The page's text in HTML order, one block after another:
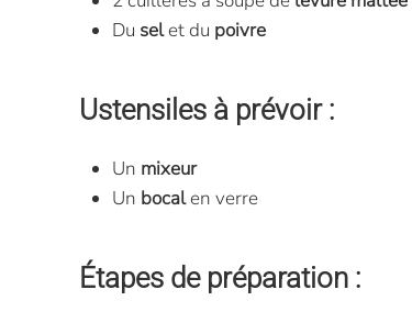
Du selet du poivre
Ustensiles à prévoir :
Un mixeur
Un bocalen verre
Étapes de préparation :